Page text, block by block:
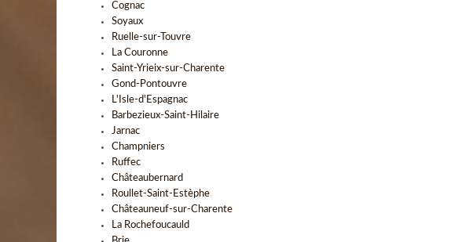
Cognac
Soyaux
Ruelle-sur-Touvre
La Couronne
Saint-Yrieix-sur-Charente
Gond-Pontouvre
L'Isle-d'Espagnac
Barbezieux-Saint-Hilaire
Jarnac
Champniers
Ruffec
Châteaubernard
Roullet-Saint-Estèphe
Châteauneuf-sur-Charente
La Rochefoucauld